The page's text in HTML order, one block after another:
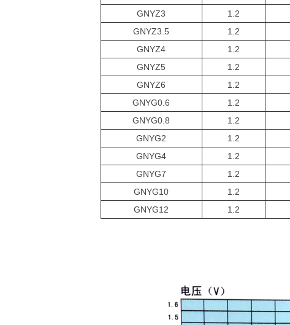
GNYZ3
1.2
GNYZ3.5
1.2
GNYZ4
1.2
GNYZ5
1.2
GNYZ6
1.2
GNYG0.6
1.2
GNYG0.8
1.2
GNYG2
1.2
GNYG4
1.2
GNYG7
1.2
GNYG10
1.2
GNYG12
1.2